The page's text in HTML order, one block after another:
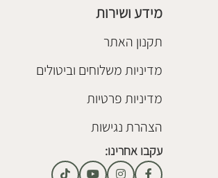
מידע ושירות
תקנון האתר
מדיניות משלוחים וביטולים
מדיניות פרטיות
הצהרת נגישות
עקבו אחרינו: